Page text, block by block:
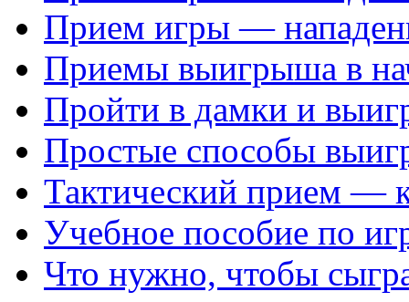
Прием игры —
Приемы выигрыша в
Пройти в дамки и
Простые способы
Тактический прием —
Учебное пособие по
Что нужно, чтобы